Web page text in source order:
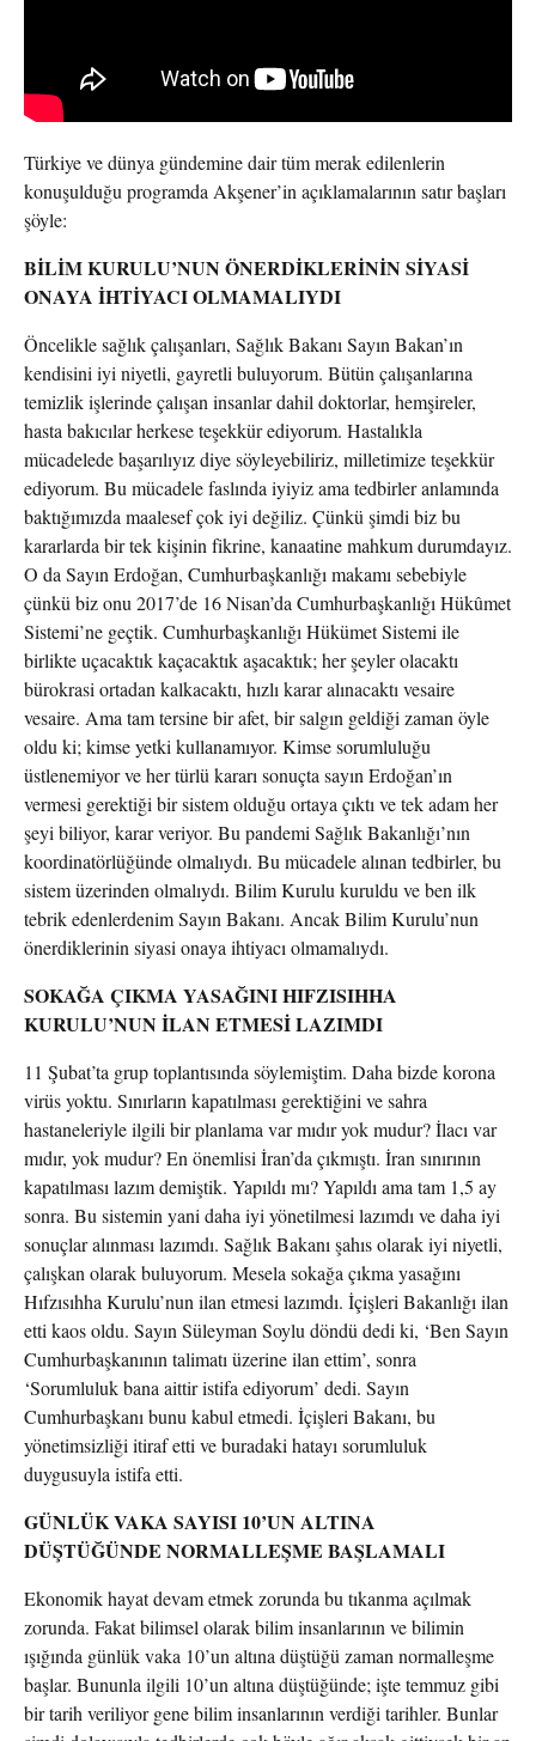
Türkiye ve dünya gündemine dair tüm merak edilenlerin
konuşulduğu programda Akşener’in açıklamalarının satır başları
şöyle:
BİLİM KURULU’NUN ÖNERDİKLERİNİN SİYASİ
ONAYA İHTİYACI OLMAMALIYDI
Öncelikle sağlık çalışanları, Sağlık Bakanı Sayın Bakan’ın
kendisini iyi niyetli, gayretli buluyorum. Bütün çalışanlarına
temizlik işlerinde çalışan insanlar dahil doktorlar, hemşireler,
hasta bakıcılar herkese teşekkür ediyorum. Hastalıkla
mücadelede başarılıyız diye söyleyebiliriz, milletimize teşekkür
ediyorum. Bu mücadele faslında iyiyiz ama tedbirler anlamında
baktığımızda maalesef çok iyi değiliz. Çünkü şimdi biz bu
kararlarda bir tek kişinin fikrine, kanaatine mahkum durumdayız.
O da Sayın Erdoğan, Cumhurbaşkanlığı makamı sebebiyle
çünkü biz onu 2017’de 16 Nisan’da Cumhurbaşkanlığı Hükûmet
Sistemi’ne geçtik. Cumhurbaşkanlığı Hükümet Sistemi ile
birlikte uçacaktık kaçacaktık aşacaktık; her şeyler olacaktı
bürokrasi ortadan kalkacaktı, hızlı karar alınacaktı vesaire
vesaire. Ama tam tersine bir afet, bir salgın geldiği zaman öyle
oldu ki; kimse yetki kullanamıyor. Kimse sorumluluğu
üstlenemiyor ve her türlü kararı sonuçta sayın Erdoğan’ın
vermesi gerektiği bir sistem olduğu ortaya çıktı ve tek adam her
şeyi biliyor, karar veriyor. Bu pandemi Sağlık Bakanlığı’nın
koordinatörlüğünde olmalıydı. Bu mücadele alınan tedbirler, bu
sistem üzerinden olmalıydı. Bilim Kurulu kuruldu ve ben ilk
tebrik edenlerdenim Sayın Bakanı. Ancak Bilim Kurulu’nun
önerdiklerinin siyasi onaya ihtiyacı olmamalıydı.
SOKAĞA ÇIKMA YASAĞINI HIFZISIHHA
KURULU’NUN İLAN ETMESİ LAZIMDI
11 Şubat’ta grup toplantısında söylemiştim. Daha bizde korona
virüs yoktu. Sınırların kapatılması gerektiğini ve sahra
hastaneleriyle ilgili bir planlama var mıdır yok mudur? İlacı var
mıdır, yok mudur? En önemlisi İran’da çıkmıştı. İran sınırının
kapatılması lazım demiştik. Yapıldı mı? Yapıldı ama tam 1,5 ay
sonra. Bu sistemin yani daha iyi yönetilmesi lazımdı ve daha iyi
sonuçlar alınması lazımdı. Sağlık Bakanı şahıs olarak iyi niyetli,
çalışkan olarak buluyorum. Mesela sokağa çıkma yasağını
Hıfzısıhha Kurulu’nun ilan etmesi lazımdı. İçişleri Bakanlığı ilan
etti kaos oldu. Sayın Süleyman Soylu döndü dedi ki, ‘Ben Sayın
Cumhurbaşkanının talimatı üzerine ilan ettim’, sonra
‘Sorumluluk bana aittir istifa ediyorum’ dedi. Sayın
Cumhurbaşkanı bunu kabul etmedi. İçişleri Bakanı, bu
yönetimsizliği itiraf etti ve buradaki hatayı sorumluluk
duygusuyla istifa etti.
GÜNLÜK VAKA SAYISI 10’UN ALTINA
DÜŞTÜĞÜNDE NORMALLEŞME BAŞLAMALI
Ekonomik hayat devam etmek zorunda bu tıkanma açılmak
zorunda. Fakat bilimsel olarak bilim insanlarının ve bilimin
ışığında günlük vaka 10’un altına düştüğü zaman normalleşme
başlar. Bununla ilgili 10’un altına düştüğünde; işte temmuz gibi
bir tarih veriliyor gene bilim insanlarının verdiği tarihler. Bunlar